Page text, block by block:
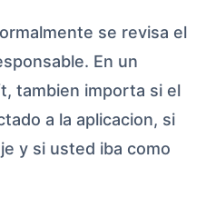
se revisa el
En un
tambien importa si el
a la aplicacion, si
y si usted iba como